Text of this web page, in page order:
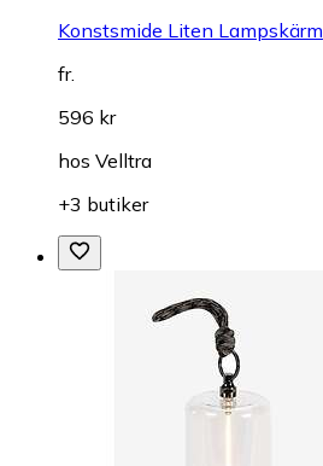
Konstsmide Liten Lampskärm
fr.
596 kr
hos Velltra
+3 butiker